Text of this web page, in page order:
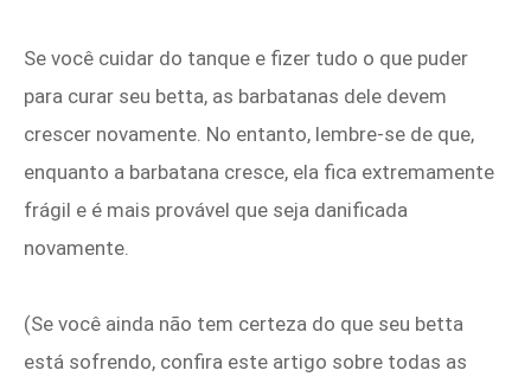
Se você cuidar do tanque e fizer tudo o que puder
para curar seu betta, as barbatanas dele devem
crescer novamente. No entanto, lembre-se de que,
enquanto a barbatana cresce, ela fica extremamente
frágil e é mais provável que seja danificada
novamente.
(Se você ainda não tem certeza do que seu betta
está sofrendo, confira este artigo sobre todas as